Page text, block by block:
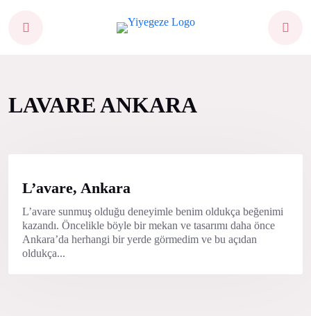
LAVARE ANKARA
L’avare, Ankara
L’avare sunmuş olduğu deneyimle benim oldukça beğenimi
kazandı. Öncelikle böyle bir mekan ve tasarımı daha önce
Ankara’da herhangi bir yerde görmedim ve bu açıdan
oldukça...